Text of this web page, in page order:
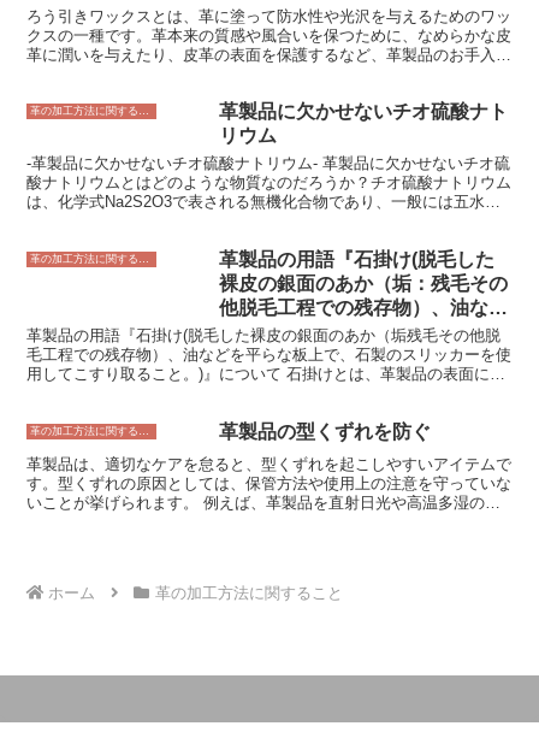
ろう引きワックスとは、革に塗って防水性や光沢を与えるためのワッ
クスの一種です。革本来の質感や風合いを保つために、なめらかな皮
革に潤いを与えたり、皮革の表面を保護するなど、革製品のお手入れ
保護し、革本来の風合いを保つ効果もあります。
革の加工方法に関すること
革製品に欠かせないチオ硫酸ナト
リウム
-革製品に欠かせないチオ硫酸ナトリウム- 革製品に欠かせないチオ硫
酸ナトリウムとはどのような物質なのだろうか？チオ硫酸ナトリウム
は、化学式Na2S2O3で表される無機化合物であり、一般には五水和
チオ硫酸ナトリウムは、比較的安価で入手しやすく、また、毒性が低
いことから、さまざまな分野で使用されている。 -チオ硫酸ナトリウ
化学式Na2S2O3で表される無機化合物である。チオ硫酸ナトリウム
は、無色透明の結晶または白色の粉末で、水に溶けやすく、エタノー
ルにはほとんど溶けない。チオ硫酸ナトリウムは、比較的安価で入手
しやすく、また、毒性が低いことから、さまざまな分野で使用されて
革の加工方法に関すること
革製品の用語『石掛け(脱毛した
裸皮の銀面のあか（垢：残毛その
他脱毛工程での残存物）、油など
を平らな板上で、石製のスリッカ
ーを使用してこすり取るこ
と。)』について
革製品の用語『石掛け(脱毛した裸皮の銀面のあか（垢残毛その他脱
毛工程での残存物）、油などを平らな板上で、石製のスリッカーを使
用してこすり取ること。)』について 石掛けとは、革製品の表面にあ
す。石掛けは、革製品を製造する上で重要な工程の一つであり、熟練
に浸して柔らかくします。その後、平らな板の上に革を置き、石製の
スリッカーを使って表面をこすり取っていきます。石掛けは、革の表
面に付着した汚れや油分を取り除くだけでなく、革の繊維をほぐして
す。
革製品の型くずれを防ぐ
革製品は、適切なケアを怠ると、型くずれを起こしやすいアイテムで
す。型くずれの原因としては、保管方法や使用上の注意を守っていな
いことが挙げられます。 例えば、革製品を直射日光や高温多湿の場
こすことがあります。濡れてしまった場合は、すぐに柔らかい布で拭
ホーム 革の加工方法に関すること